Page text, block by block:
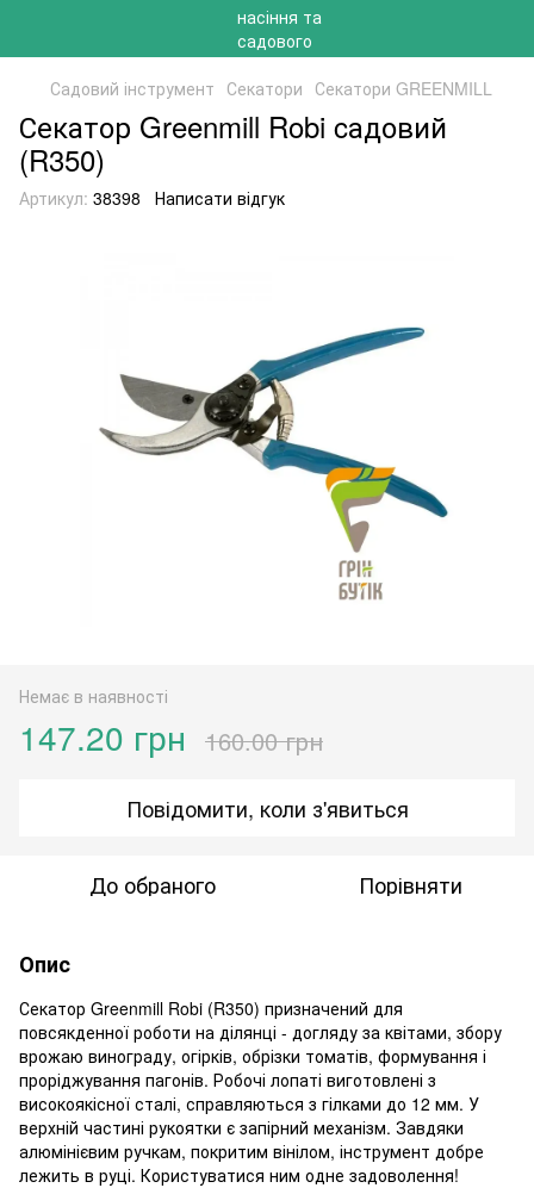
Садовий інструмент Секатори Секатори GREENMILL
Секатор Greenmill Robi cадовий
(R350)
Артикул: 38398 Написати відгук
Немає в наявності
147.20 грн 160.00 грн
Повідомити, коли з'явиться
До обраного Порівняти
Опис
Секатор Greenmill Robi (R350) призначений для
повсякденної роботи на ділянці - догляду за квітами, збору
врожаю винограду, огірків, обрізки томатів, формування і
проріджування пагонів. Робочі лопаті виготовлені з
високоякісної сталі, справляються з гілками до 12 мм. У
верхній частині рукоятки є запірний механізм. Завдяки
алюмінієвим ручкам, покритим вінілом, інструмент добре
лежить в руці. Користуватися ним одне задоволення!